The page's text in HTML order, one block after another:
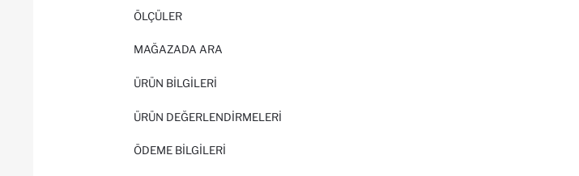
ÖLÇÜLER
MAĞAZADA ARA
ÜRÜN BILGILERI
ÜRÜN DEĞERLENDİRMELERİ
ÖDEME BİLGİLERİ